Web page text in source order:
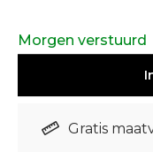
website wordt de
horloge heeft een
model maakt deel
Morgen verstuurd
Gratis